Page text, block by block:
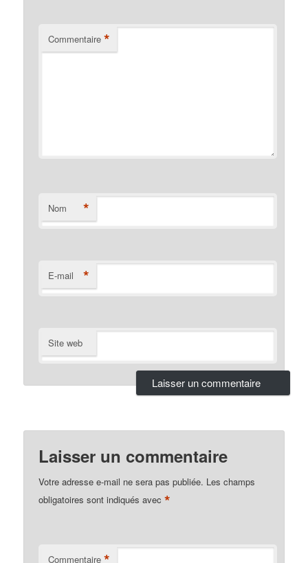
Commentaire *
Nom *
E-mail *
Site web
Laisser un commentaire
Votre adresse e-mail ne sera pas publiée. Les champs
obligatoires sont indiqués avec*
Commentaire